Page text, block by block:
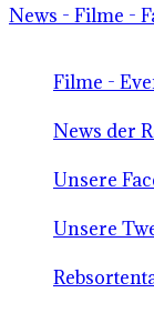
News - Filme -
Filme -
News der
Unsere
Unsere